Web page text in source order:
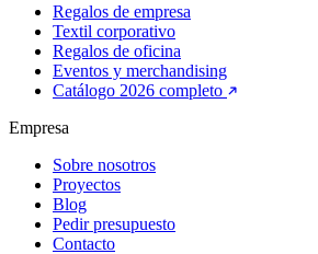
Regalos de empresa
Textil corporativo
Regalos de oficina
Eventos y merchandising
Catálogo 2026 completo
Empresa
Sobre nosotros
Proyectos
Blog
Pedir presupuesto
Contacto